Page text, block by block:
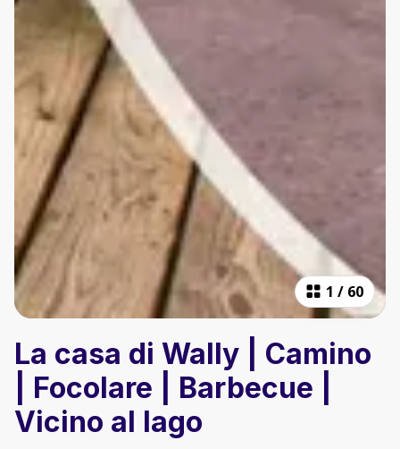
1 / 60
La casa di Wally | Camino
| Focolare | Barbecue |
Vicino al lago